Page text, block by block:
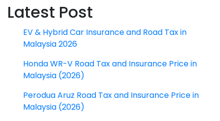
Latest Post
EV & Hybrid Car Insurance and Road Tax in
Malaysia 2026
Honda WR-V Road Tax and Insurance Price in
Malaysia (2026)
Perodua Aruz Road Tax and Insurance Price in
Malaysia (2026)